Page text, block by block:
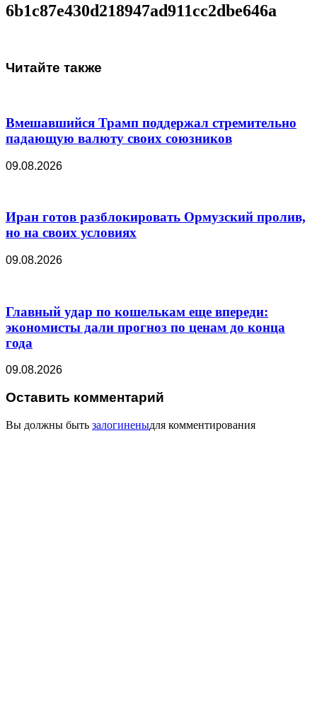
6b1c87e430d218947ad911cc2dbe646a
Читайте также
Вмешавшийся Трамп поддержал стремительно
падающую валюту своих союзников
09.08.2026
Иран готов разблокировать Ормузский пролив,
но на своих условиях
09.08.2026
Главный удар по кошелькам еще впереди:
экономисты дали прогноз по ценам до конца
года
09.08.2026
Оставить комментарий
Вы должны быть залогиненыдля комментирования